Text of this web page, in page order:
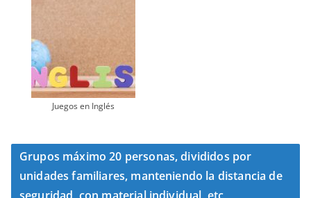
Juegos en Inglés
Grupos máximo 20 personas, divididos por
unidades familiares, manteniendo la distancia de